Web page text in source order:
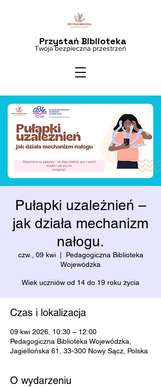
Twoja bezpieczna przestrzeń
Przystań Biblioteka
Pułapki uzależnień –
jak działa mechanizm
nałogu.
czw., 09 kwi
  |
Pedagogiczna Biblioteka
Wojewódzka
Wiek uczniów od 14 do 19 roku życia
Czas i lokalizacja
09 kwi 2026, 10:30 – 12:00
Pedagogiczna Biblioteka Wojewódzka,
Jagiellońska 61, 33-300 Nowy Sącz, Polska
O wydarzeniu